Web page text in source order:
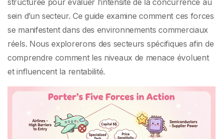
structurée pour évaluer l’intensité de la concurrence au
sein d’un secteur. Ce guide examine comment ces forces
se manifestent dans des environnements commerciaux
réels. Nous explorerons des secteurs spécifiques afin de
comprendre comment les niveaux de menace évoluent
et influencent la rentabilité.